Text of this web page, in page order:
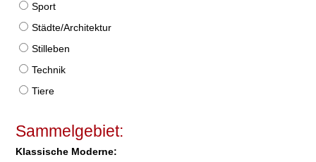
Sport
Städte/Architektur
Stilleben
Technik
Tiere
Sammelgebiet:
Klassische Moderne: